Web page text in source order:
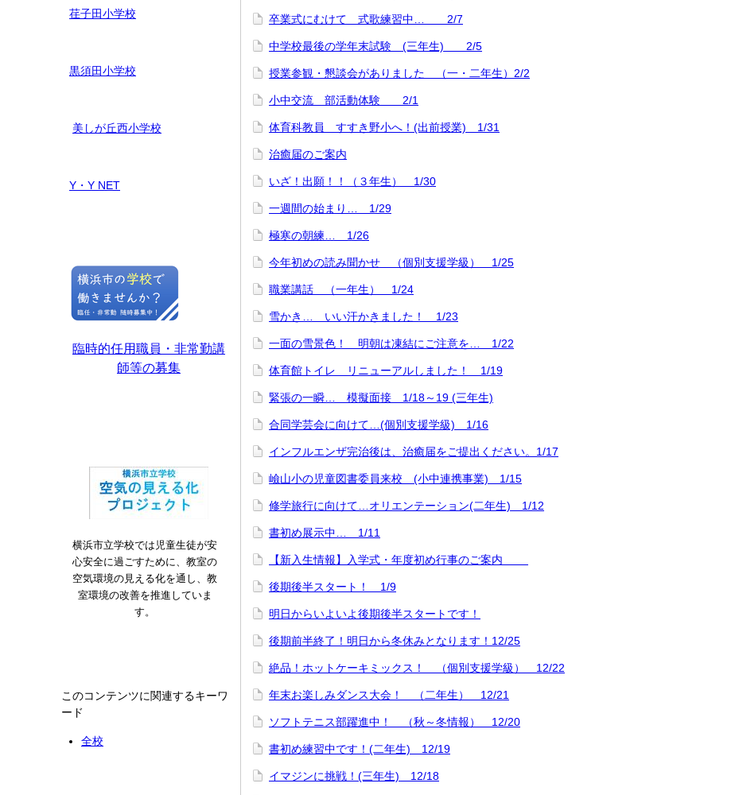
荏子田小学校
黒須田小学校
美しが丘西小学校
Y・Y NET
臨時的任用職員・非常勤講
師等の募集
横浜市立学校では児童生徒が安
心安全に過ごすために、教室の
空気環境の見える化を通し、教
室環境の改善を推進していま
す。
このコンテンツに関連するキーワ
ード
全校
卒業式にむけて 式歌練習中… 2/7
中学校最後の学年末試験 (三年生) 2/5
授業参観・懇談会がありました （一・二年生）2/2
小中交流 部活動体験 2/1
体育科教員 すすき野小へ！(出前授業) 1/31
治癒届のご案内
いざ！出願！！（３年生） 1/30
一週間の始まり… 1/29
極寒の朝練… 1/26
今年初めの読み聞かせ （個別支援学級） 1/25
職業講話 （一年生） 1/24
雪かき… いい汗かきました！ 1/23
一面の雪景色！ 明朝は凍結にご注意を… 1/22
体育館トイレ リニューアルしました！ 1/19
緊張の一瞬… 模擬面接 1/18～19 (三年生)
合同学芸会に向けて…(個別支援学級) 1/16
インフルエンザ完治後は、治癒届をご提出ください。1/17
嶮山小の児童図書委員来校 (小中連携事業) 1/15
修学旅行に向けて…オリエンテーション(二年生) 1/12
書初め展示中… 1/11
【新入生情報】入学式・年度初め行事のご案内
後期後半スタート！ 1/9
明日からいよいよ後期後半スタートです！
後期前半終了！明日から冬休みとなります！12/25
絶品！ホットケーキミックス！ （個別支援学級） 12/22
年末お楽しみダンス大会！ （二年生） 12/21
ソフトテニス部躍進中！ （秋～冬情報） 12/20
書初め練習中です！(二年生) 12/19
イマジンに挑戦！(三年生) 12/18